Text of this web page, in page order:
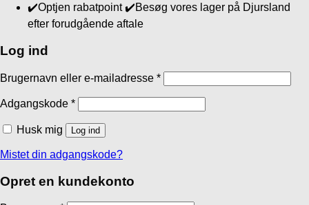
✔️Optjen rabatpoint ✔️Besøg vores lager på Djursland
efter forudgående aftale
Log ind
Brugernavn eller e-mailadresse *
Adgangskode *
Husk mig Log ind
Mistet din adgangskode?
Opret en kundekonto